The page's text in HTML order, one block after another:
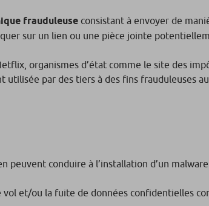
frauduleuse consistant à envoyer de
sur un lien ou une pièce jointe
organismes d’état comme le site des
par des tiers à des fins frauduleuses
peuvent conduire à l’installation d’un
vol et/ou la fuite de données confidentielles